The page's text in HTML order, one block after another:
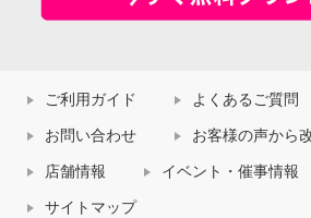
ご利用ガイド よくあるご質問
お問い合わせ お客様の声から
店舗情報 イベント・催事情報
サイトマップ